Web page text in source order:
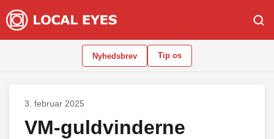
Nyhedsbrev Tip os
3. februar 2025
VM-guldvinderne